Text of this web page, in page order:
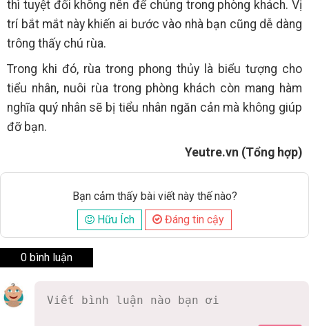
thì tuyệt đối không nên để chúng trong phòng khách. Vị
trí bắt mắt này khiến ai bước vào nhà bạn cũng dễ dàng
trông thấy chú rùa.
Trong khi đó, rùa trong phong thủy là biểu tượng cho
tiểu nhân, nuôi rùa trong phòng khách còn mang hàm
nghĩa quý nhân sẽ bị tiểu nhân ngăn cản mà không giúp
đỡ bạn.
Yeutre.vn (Tổng hợp)
Bạn cảm thấy bài viết này thế nào?
Hữu Ích
Đáng tin cậy
0 bình luận